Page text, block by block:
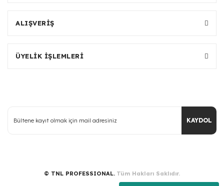
ALIŞVERİŞ
ÜYELİK İŞLEMLERİ
KAYDOL
© TNL PROFESSIONAL. Tüm Hakları Saklıdır.